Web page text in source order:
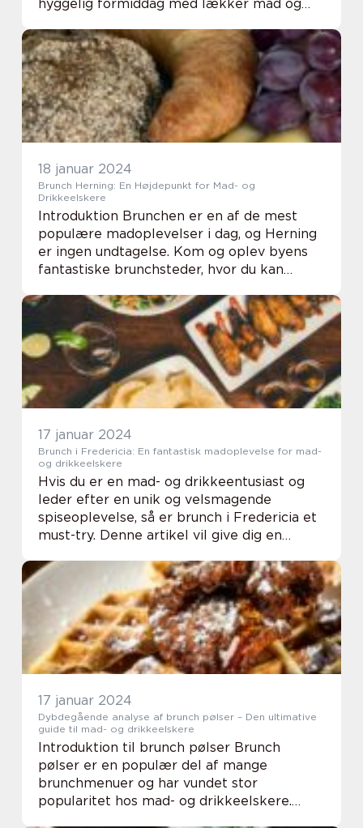
hyggelig formiddag med lækker mad og
bedste fra morgenmad og frokost og har
hurtigt fundet vej in...
18 januar 2024
Brunch Herning: En Højdepunkt for Mad- og
Drikkeelskere
Introduktion Brunchen er en af de mest
populære madoplevelser i dag, og Herning
er ingen undtagelse. Kom og oplev byens
fantastiske brunchsteder, hvor du kan
varierede retter. I denne artikel vil vi
udforske, hvad b...
17 januar 2024
Brunch i Fredericia: En fantastisk madoplevelse for mad-
og drikkeelskere
Hvis du er en mad- og drikkeentusiast og
leder efter en unik og velsmagende
spiseoplevelse, så er brunch i Fredericia et
must-try. Denne artikel vil give dig en
Fredericia handler om, samt en historisk
gennemgang ...
17 januar 2024
Dybdegående analyse af brunch pølser – Den ultimative
guide til mad- og drikkeelskere
Introduktion til brunch pølser Brunch
pølser er en populær del af mange
brunchmenuer og har vundet stor
popularitet hos mad- og drikkeelskere.